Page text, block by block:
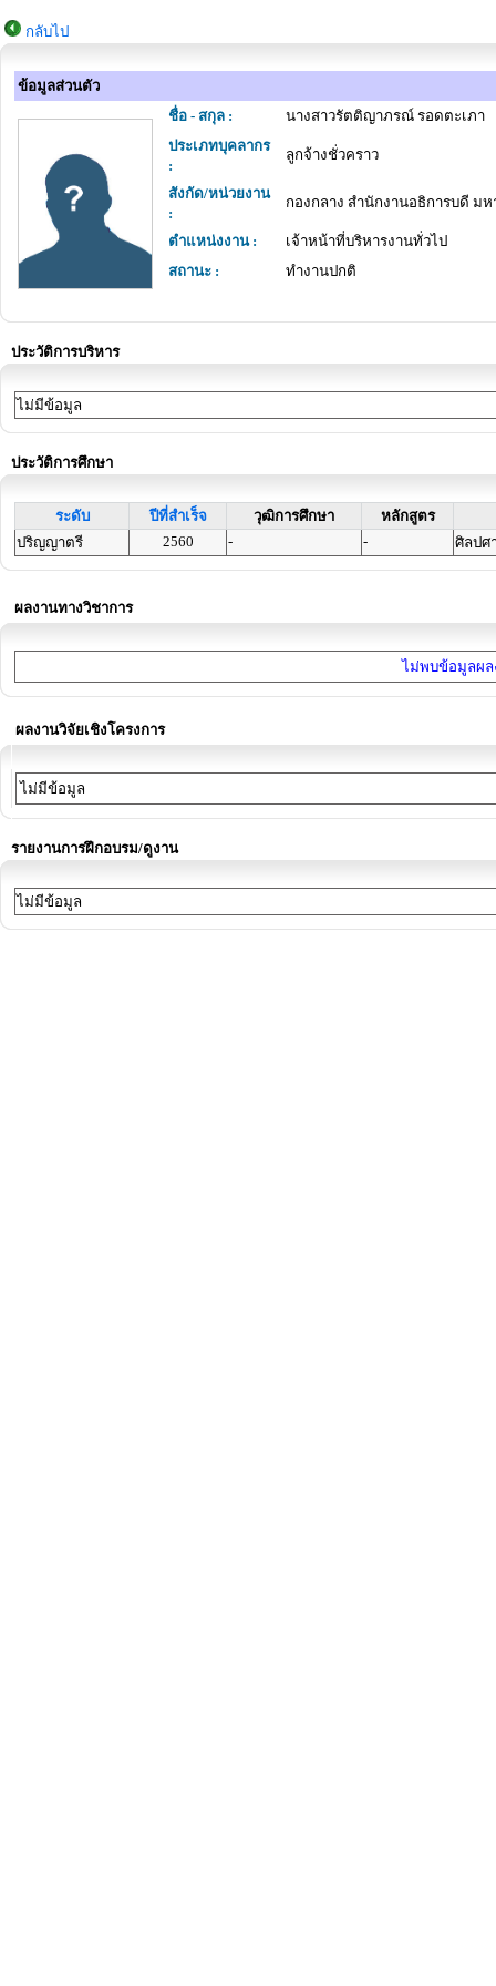
กลับไป
ข้อมูลส่วนตัว
ชื่อ - สกุล :
นางสาวรัตติญาภรณ์ รอดตะเภา
ประเภทบุคลากร
:
ลูกจ้างชั่วคราว
สังกัด/หน่วยงาน
:
กองกลาง สำนักงานอธิการบดี ม
ตำแหน่งงาน :
เจ้าหน้าที่บริหารงานทั่วไป
สถานะ :
ทำงานปกติ
ประวัติการบริหาร
ไม่มีข้อมูล
ประวัติการศึกษา
ระดับ ปีที่สำเร็จ วุฒิการศึกษา
หลักสูตร
ปริญญาตรี
2560 - - ศิลปศ
ผลงานทางวิชาการ
ไม่พบข้อมูลผล
ผลงานวิจัยเชิงโครงการ
ไม่มีข้อมูล
รายงานการฝึกอบรม/ดูงาน
ไม่มีข้อมูล